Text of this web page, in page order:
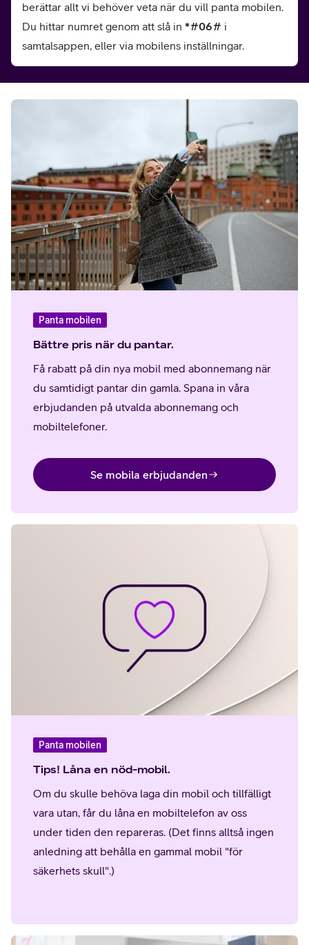
berättar allt vi behöver veta när du vill panta mobilen.
Du hittar numret genom att slå in *#06# i
samtalsappen, eller via mobilens inställningar.
Panta mobilen
Bättre pris när du pantar.
Få rabatt på din nya mobil med abonnemang när
du samtidigt pantar din gamla. Spana in våra
erbjudanden på utvalda abonnemang och
mobiltelefoner.
Se mobila erbjudanden
Panta mobilen
Tips! Låna en nöd-mobil.
Om du skulle behöva laga din mobil och tillfälligt
vara utan, får du låna en mobiltelefon av oss
under tiden den repareras. (Det finns alltså ingen
anledning att behålla en gammal mobil "för
säkerhets skull".)